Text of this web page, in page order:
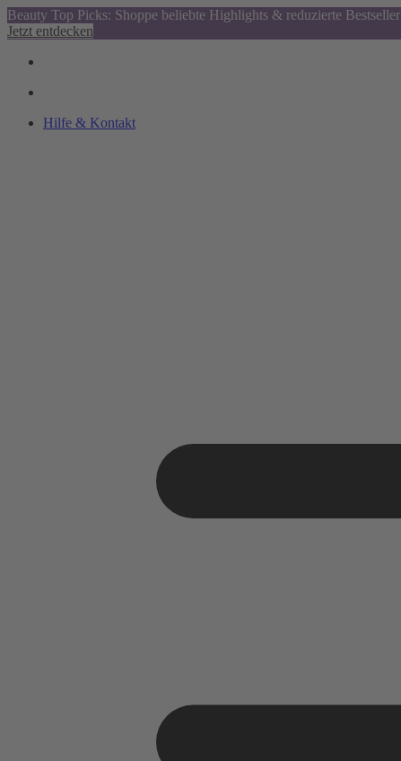
Beauty Top Picks: Shoppe beliebte Highlights & reduzierte Bestseller
Jetzt entdecken
Hilfe & Kontakt